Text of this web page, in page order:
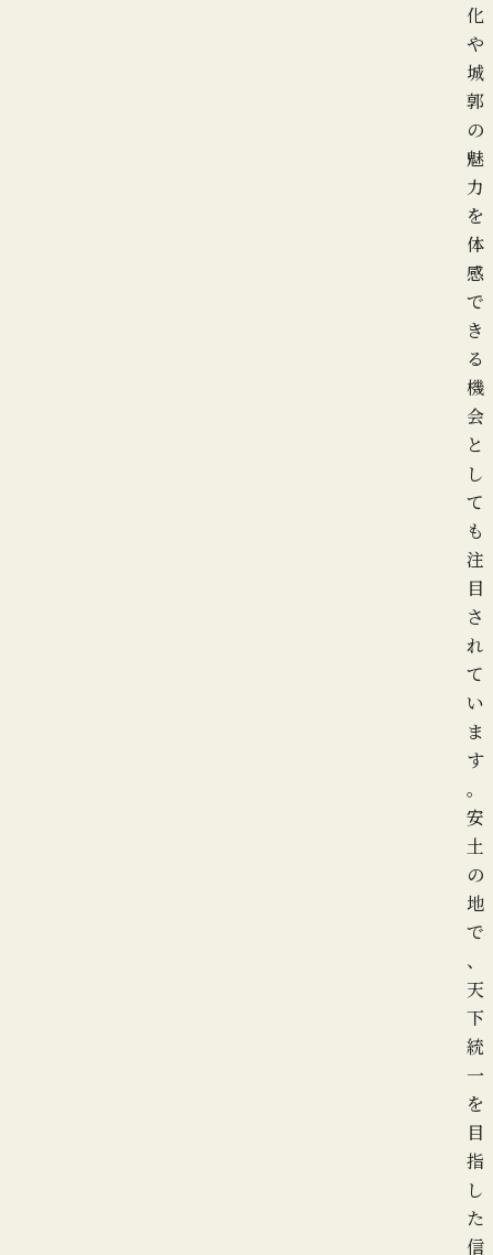
化
や
城
郭
の
魅
力
を
体
感
で
き
る
機
会
と
し
て
も
注
目
さ
れ
て
い
ま
す
。
安
土
の
地
で
、
天
下
統
一
を
目
指
し
た
信